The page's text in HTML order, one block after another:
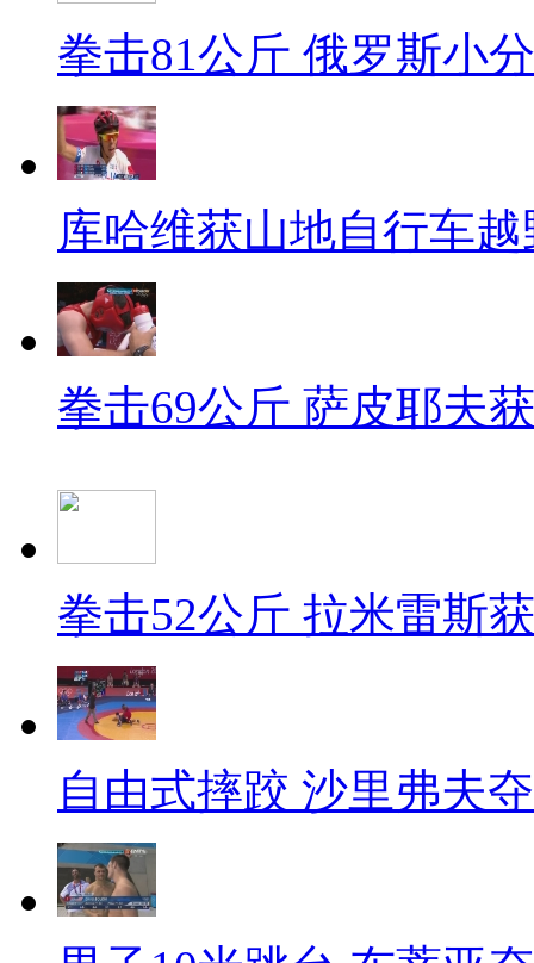
拳击81公斤 俄罗斯小
库哈维获山地自行车
拳击69公斤 萨皮耶夫
拳击52公斤 拉米雷斯
自由式摔跤 沙里弗夫